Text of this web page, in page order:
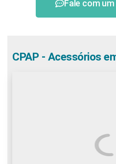
Fale com
CPAP - Acessórios